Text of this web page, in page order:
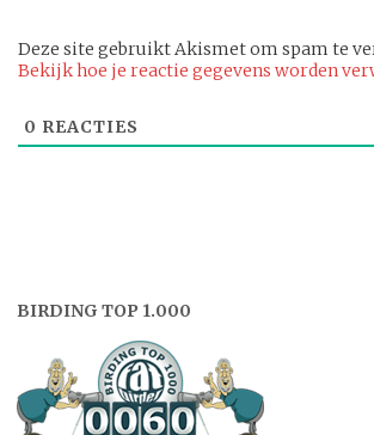
Deze site gebruikt Akismet om spam te
Bekijk hoe je reactie gegevens worden
0 REACTIES
BIRDING TOP 1.000